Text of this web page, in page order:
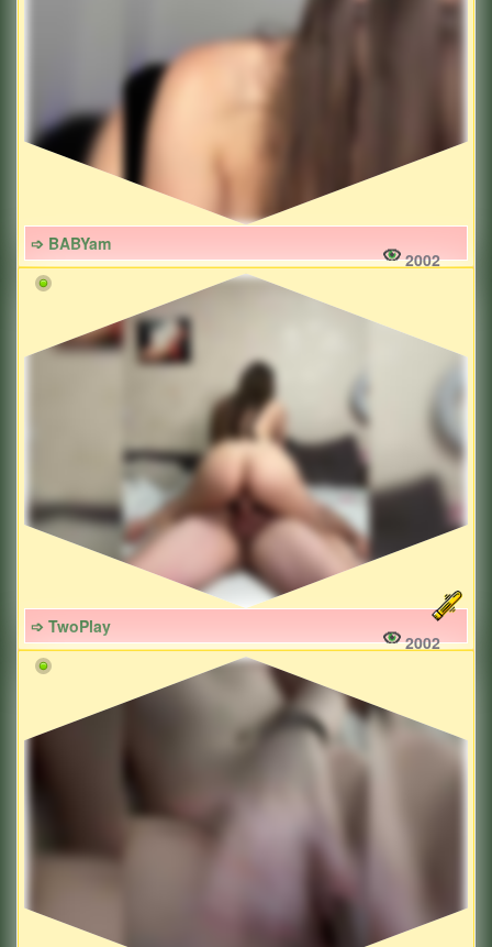
➩ BABYam
2002
➩ TwoPlay
2002